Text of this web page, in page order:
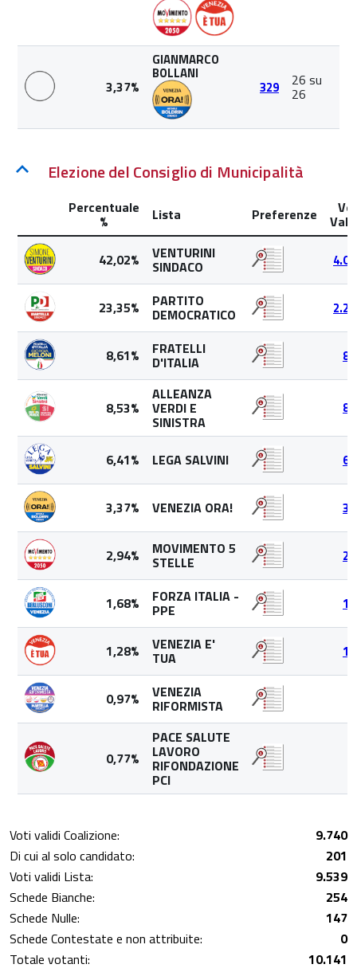
3,37%
GIANMARCO
BOLLANI
329 26 su
26
Elezione del Consiglio di Municipalità
Percentuale
% Lista Preferenze
42,02%
VENTURINI
SINDACO
23,35% PARTITO
DEMOCRATICO
8,61% FRATELLI
D'ITALIA
8,53%
ALLEANZA
VERDI E
SINISTRA
6,41% LEGA SALVINI
3,37% VENEZIA ORA!
2,94% MOVIMENTO 5
STELLE
1,68% FORZA ITALIA -
PPE
1,28% VENEZIA E'
TUA
0,97% VENEZIA
RIFORMISTA
0,77%
PACE SALUTE
LAVORO
RIFONDAZIONE
PCI
Voti validi Coalizione:
9.740
Di cui al solo candidato:
201
Voti validi Lista:
9.539
Schede Bianche:
254
Schede Nulle:
147
Schede Contestate e non attribuite:
0
Totale votanti:
10.141